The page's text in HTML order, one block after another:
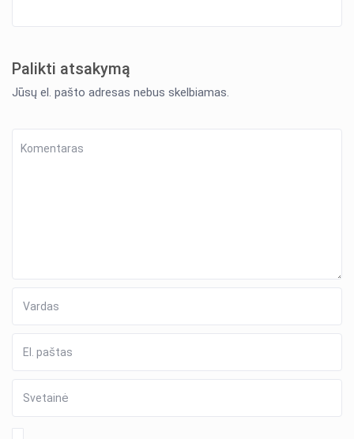
Palikti atsakymą
Jūsų el. pašto adresas nebus skelbiamas.